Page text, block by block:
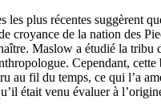
les plus récentes suggèrent
croyance de la nation des
Maslow a étudié la tribu
Cependant, cette
au fil du temps, ce qui l’a
était venu évaluer à